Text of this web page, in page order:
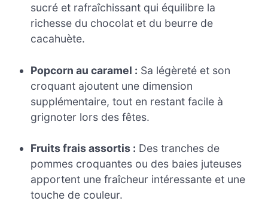
sucré et rafraîchissant qui équilibre la
richesse du chocolat et du beurre de
cacahuète.
Popcorn au caramel : Sa légèreté et son
croquant ajoutent une dimension
supplémentaire, tout en restant facile à
grignoter lors des fêtes.
Fruits frais assortis : Des tranches de
pommes croquantes ou des baies juteuses
apportent une fraîcheur intéressante et une
touche de couleur.